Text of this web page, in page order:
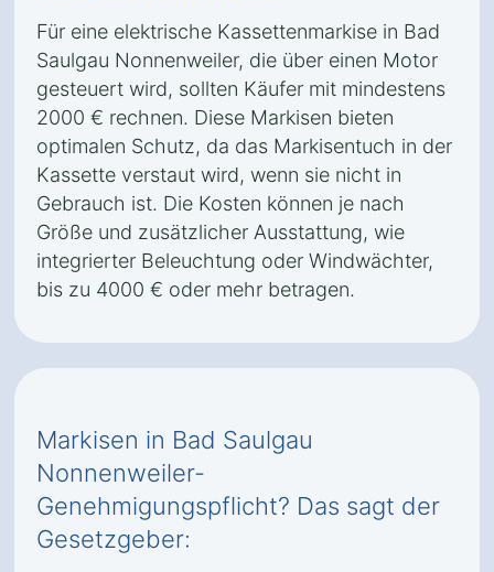
Für eine elektrische Kassettenmarkise in Bad
Saulgau Nonnenweiler, die über einen Motor
gesteuert wird, sollten Käufer mit mindestens
2000 € rechnen. Diese Markisen bieten
optimalen Schutz, da das Markisentuch in der
Kassette verstaut wird, wenn sie nicht in
Gebrauch ist. Die Kosten können je nach
Größe und zusätzlicher Ausstattung, wie
integrierter Beleuchtung oder Windwächter,
bis zu 4000 € oder mehr betragen.
Markisen in Bad Saulgau
Nonnenweiler-
Genehmigungspflicht? Das sagt der
Gesetzgeber: